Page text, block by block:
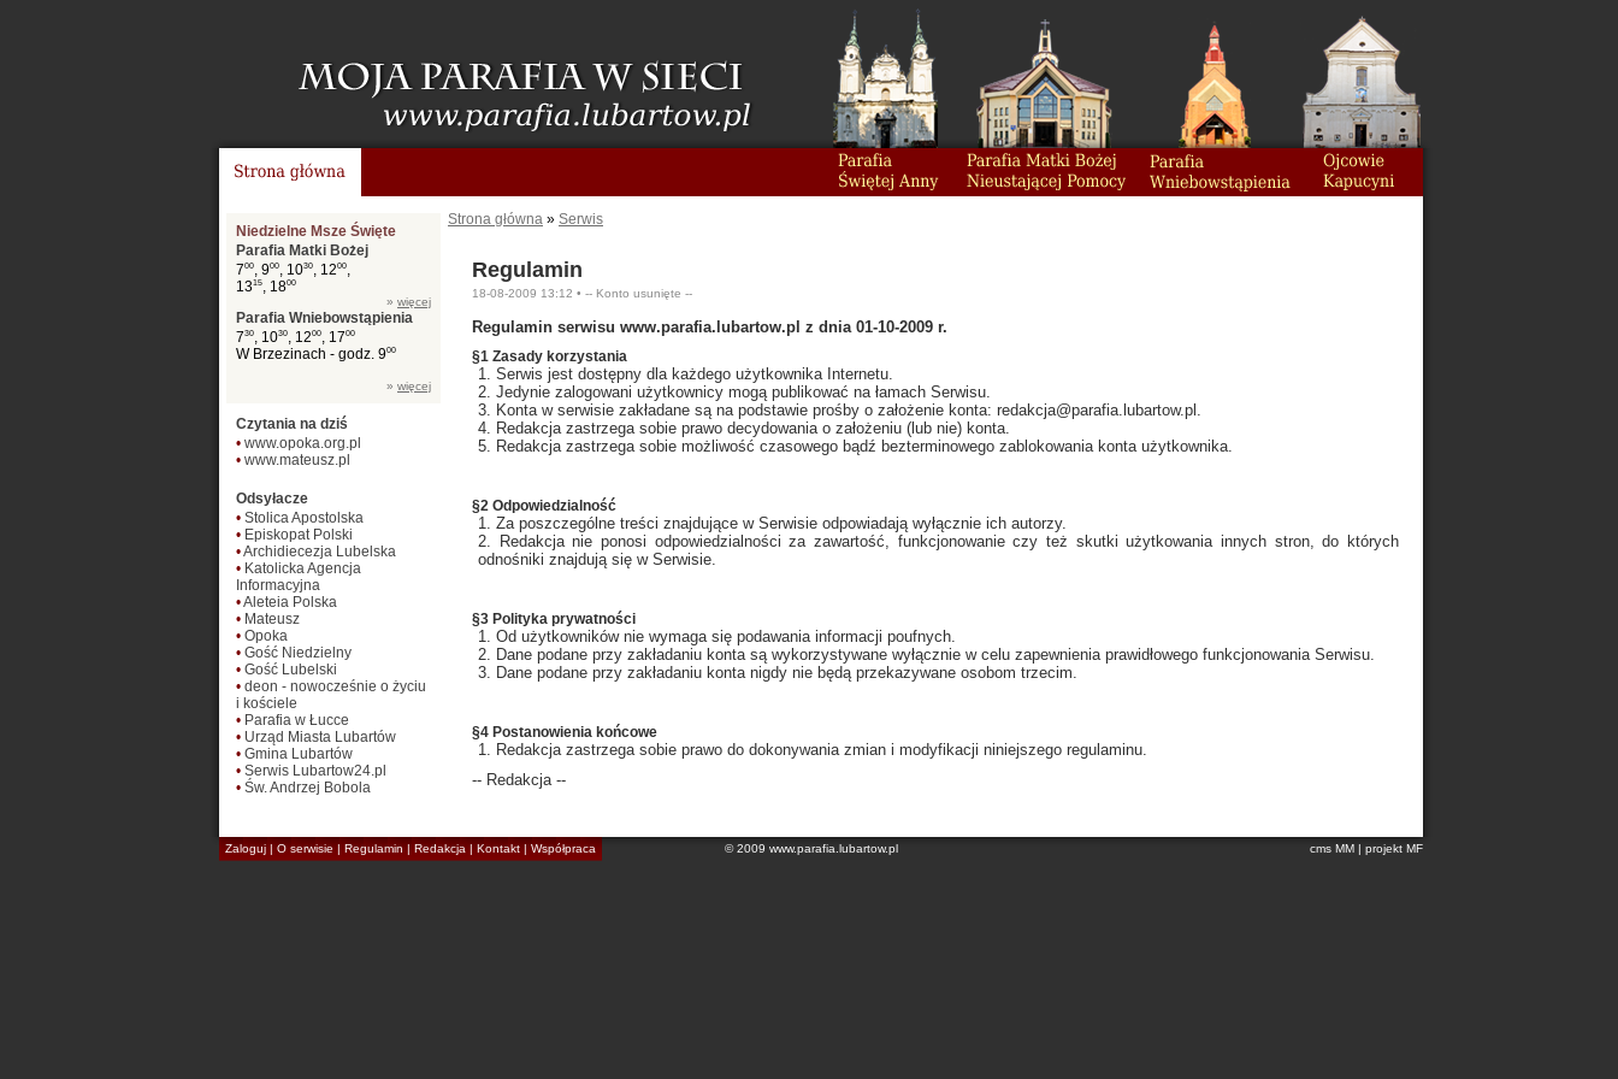
Niedzielne Msze Święte
Parafia Matki Bożej
700, 900, 1030, 1200,
1315, 1800
» więcej
Parafia Wniebowstąpienia
730, 1030, 1200, 1700
W Brzezinach - godz. 900
» więcej
Czytania na dziś
• www.opoka.org.pl
• www.mateusz.pl
Odsyłacze
• Stolica Apostolska
• Episkopat Polski
•Archidiecezja Lubelska
• Katolicka Agencja
Informacyjna
•Aleteia Polska
• Mateusz
• Opoka
• Gość Niedzielny
• Gość Lubelski
• deon - nowocześnie o życiu
i kościele
• Parafia w Łucce
• Urząd Miasta Lubartów
• Gmina Lubartów
• Serwis Lubartow24.pl
• Św. Andrzej Bobola
Strona główna » Serwis
Regulamin
18-08-2009 13:12 • -- Konto usunięte --
Regulamin serwisu www.parafia.lubartow.pl z dnia 01-10-2009 r.
§1 Zasady korzystania
Serwis jest dostępny dla każdego użytkownika Internetu.
Jedynie zalogowani użytkownicy mogą publikować na łamach Serwisu.
Konta w serwisie zakładane są na podstawie prośby o założenie konta: redakcja@parafia.lubartow.pl.
Redakcja zastrzega sobie prawo decydowania o założeniu (lub nie) konta.
Redakcja zastrzega sobie możliwość czasowego bądź bezterminowego zablokowania konta użytkownika.
§2 Odpowiedzialność
Za poszczególne treści znajdujące w Serwisie odpowiadają wyłącznie ich autorzy.
Redakcja nie ponosi odpowiedzialności za zawartość, funkcjonowanie czy też skutki użytkowania innych stron, do których
odnośniki znajdują się w Serwisie.
§3 Polityka prywatności
Od użytkowników nie wymaga się podawania informacji poufnych.
Dane podane przy zakładaniu konta są wykorzystywane wyłącznie w celu zapewnienia prawidłowego funkcjonowania Serwisu.
Dane podane przy zakładaniu konta nigdy nie będą przekazywane osobom trzecim.
§4 Postanowienia końcowe
Redakcja zastrzega sobie prawo do dokonywania zmian i modyfikacji niniejszego regulaminu.
-- Redakcja --
cms MM | projekt MF
Zaloguj | O serwisie | Regulamin | Redakcja | Kontakt | Współpraca © 2009 www.parafia.lubartow.pl